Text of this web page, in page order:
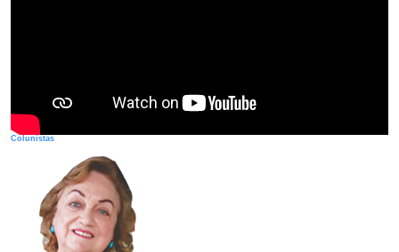
Colunistas